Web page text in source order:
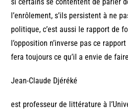
l’enrôlement, s’ils persistent à ne
politique, c’est aussi le rapport de
l’opposition n’inverse pas ce
fera toujours ce qu’il a envie de
Jean-Claude Djéréké
est professeur de littérature à